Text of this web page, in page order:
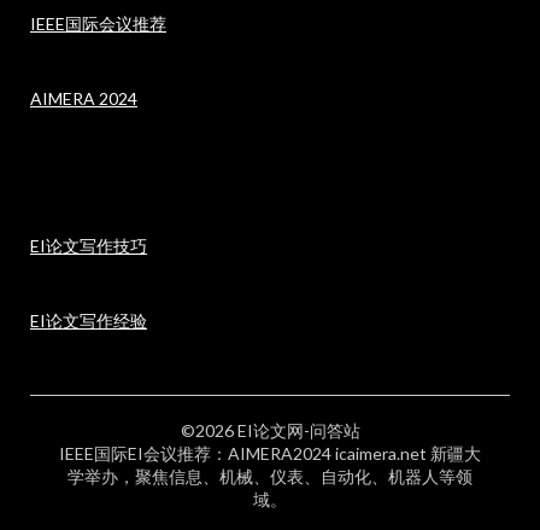
IEEE国际会议推荐
AIMERA 2024
EI论文写作技巧
EI论文写作经验
©2026 EI论文网-问答站
IEEE国际EI会议推荐：AIMERA2024 icaimera.net 新疆大
学举办，聚焦信息、机械、仪表、自动化、机器人等领
域。